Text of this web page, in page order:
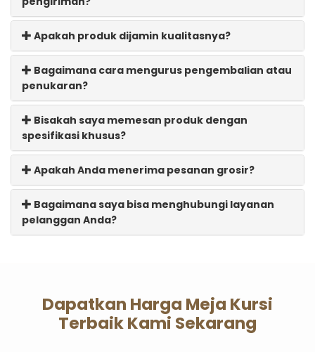
Apakah produk dijamin kualitasnya?
Bagaimana cara mengurus pengembalian atau
penukaran?
Bisakah saya memesan produk dengan
spesifikasi khusus?
Apakah Anda menerima pesanan grosir?
Bagaimana saya bisa menghubungi layanan
pelanggan Anda?
Dapatkan Harga Meja Kursi
Terbaik Kami Sekarang